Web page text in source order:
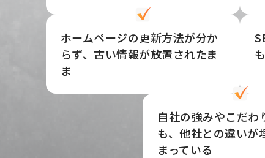
ホームページの更新方法が分か
らず、古い情報が放置されたま
ま
自社の強みやこだわ
も、他社との違いが
まっている